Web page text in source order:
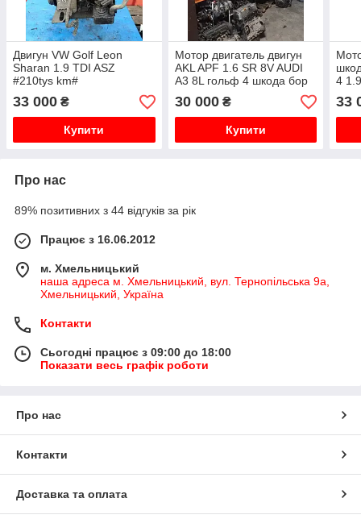
Двигун VW Golf Leon
Sharan 1.9 TDI ASZ
#210tys km#
33 000 ₴
Купити
Мотор двигатель двигун
AKL APF 1.6 SR 8V AUDI
A3 8L гольф 4 шкода бор
30 000₴
Купити
4
33
Про нас
89% позитивних з 44 відгуків за рік
Працює з 16.06.2012
м. Хмельницький
наша адреса м. Хмельницький, вул. Тернопільська 9а,
Хмельницький, Україна
Контакти
Сьогодні працює з 09:00 до 18:00
Показати весь графік роботи
Про нас
Контакти
Доставка та оплата